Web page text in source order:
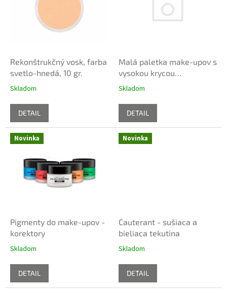
Rekonštrukčný vosk, farba
svetlo-hnedá, 10 gr.
Skladom
DETAIL
Malá paletka make-upov s
vysokou krycou
schopnosťou, tmavo
Skladom
DETAIL
Novinka
Pigmenty do make-upov -
korektory
Skladom
DETAIL
Novinka
Cauterant - sušiaca a
bieliaca tekutina
Skladom
DETAIL